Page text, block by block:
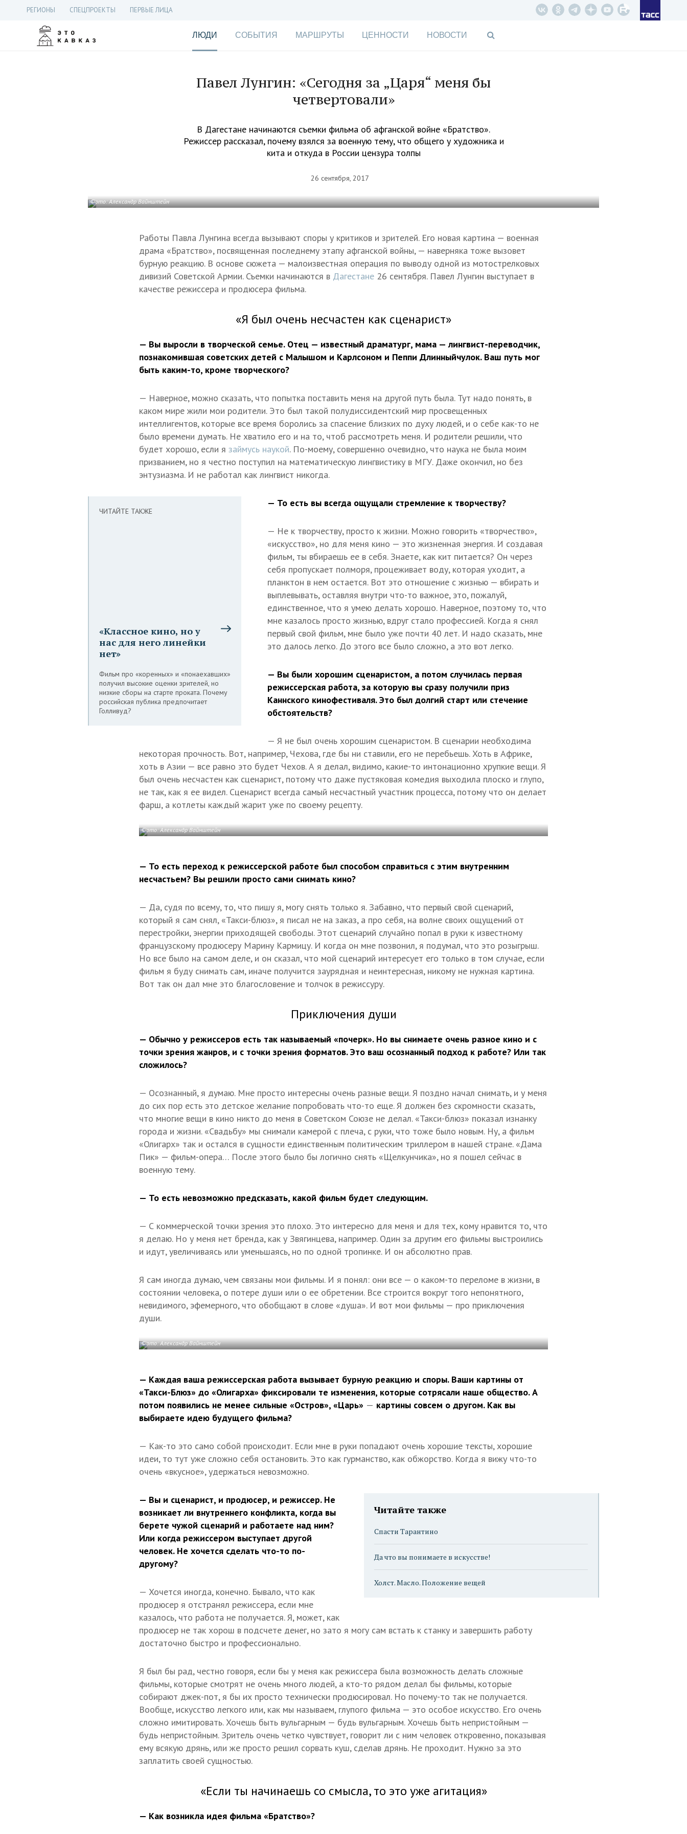
РЕГИОНЫ СПЕЦПРОЕКТЫ ПЕРВЫЕ ЛИЦА
ЛЮДИ СОБЫТИЯ МАРШРУТЫ ЦЕННОСТИ НОВОСТИ
Павел Лунгин: «Сегодня за „Царя“ меня бы
четвертовали»
В Дагестане начинаются съемки фильма об афганской войне «Братство».
Режиссер рассказал, почему взялся за военную тему, что общего у художника и
кита и откуда в России цензура толпы
26 сентября, 2017
Фото: Александр Вайнштейн
Работы Павла Лунгина всегда вызывают споры у критиков и зрителей. Его новая картина — военная
драма «Братство», посвященная последнему этапу афганской войны, — наверняка тоже вызовет
бурную реакцию. В основе сюжета — малоизвестная операция по выводу одной из мотострелковых
дивизий Советской Армии. Съемки начинаются в Дагестане 26 сентября. Павел Лунгин выступает в
качестве режиссера и продюсера фильма.
«Я был очень несчастен как сценарист»
— Вы выросли в творческой семье. Отец — известный драматург, мама — лингвист-переводчик,
познакомившая советских детей с Малышом и Карлсоном и Пеппи Длинныйчулок. Ваш путь мог
быть каким-то, кроме творческого?
— Наверное, можно сказать, что попытка поставить меня на другой путь была. Тут надо понять, в
каком мире жили мои родители. Это был такой полудиссидентский мир просвещенных
интеллигентов, которые все время боролись за спасение близких по духу людей, и о себе как-то не
было времени думать. Не хватило его и на то, чтоб рассмотреть меня. И родители решили, что
будет хорошо, если я займусь наукой. По-моему, совершенно очевидно, что наука не была моим
призванием, но я честно поступил на математическую лингвистику в МГУ. Даже окончил, но без
энтузиазма. И не работал как лингвист никогда.
ЧИТАЙТЕ ТАКЖЕ
«Классное кино, но у
нас для него линейки
нет»
Фильм про «коренных» и «понаехавших»
получил высокие оценки зрителей, но
низкие сборы на старте проката. Почему
российская публика предпочитает
Голливуд?
— То есть вы всегда ощущали стремление к творчеству?
— Не к творчеству, просто к жизни. Можно говорить «творчество»,
«искусство», но для меня кино — это жизненная энергия. И создавая
фильм, ты вбираешь ее в себя. Знаете, как кит питается? Он через
себя пропускает полморя, процеживает воду, которая уходит, а
планктон в нем остается. Вот это отношение с жизнью — вбирать и
выплевывать, оставляя внутри что-то важное, это, пожалуй,
единственное, что я умею делать хорошо. Наверное, поэтому то, что
мне казалось просто жизнью, вдруг стало профессией. Когда я снял
первый свой фильм, мне было уже почти 40 лет. И надо сказать, мне
это далось легко. До этого все было сложно, а это вот легко.
— Вы были хорошим сценаристом, а потом случилась первая
режиссерская работа, за которую вы сразу получили приз
Каннского кинофестиваля. Это был долгий старт или стечение
обстоятельств?
— Я не был очень хорошим сценаристом. В сценарии необходима
некоторая прочность. Вот, например, Чехова, где бы ни ставили, его не перебьешь. Хоть в Африке,
хоть в Азии — все равно это будет Чехов. А я делал, видимо, какие-то интонационно хрупкие вещи. Я
был очень несчастен как сценарист, потому что даже пустяковая комедия выходила плоско и глупо,
не так, как я ее видел. Сценарист всегда самый несчастный участник процесса, потому что он делает
фарш, а котлеты каждый жарит уже по своему рецепту.
Фото: Александр Вайнштейн
— То есть переход к режиссерской работе был способом справиться с этим внутренним
несчастьем? Вы решили просто сами снимать кино?
— Да, судя по всему, то, что пишу я, могу снять только я. Забавно, что первый свой сценарий,
который я сам снял, «Такси-блюз», я писал не на заказ, а про себя, на волне своих ощущений от
перестройки, энергии приходящей свободы. Этот сценарий случайно попал в руки к известному
французскому продюсеру Марину Кармицу. И когда он мне позвонил, я подумал, что это розыгрыш.
Но все было на самом деле, и он сказал, что мой сценарий интересует его только в том случае, если
фильм я буду снимать сам, иначе получится заурядная и неинтересная, никому не нужная картина.
Вот так он дал мне это благословение и толчок в режиссуру.
Приключения души
— Обычно у режиссеров есть так называемый «почерк». Но вы снимаете очень разное кино и с
точки зрения жанров, и с точки зрения форматов. Это ваш осознанный подход к работе? Или так
сложилось?
— Осознанный, я думаю. Мне просто интересны очень разные вещи. Я поздно начал снимать, и у меня
до сих пор есть это детское желание попробовать что-то еще. Я должен без скромности сказать,
что многие вещи в кино никто до меня в Советском Союзе не делал. «Такси-блюз» показал изнанку
города и жизни. «Свадьбу» мы снимали камерой с плеча, с руки, что тоже было новым. Ну, а фильм
«Олигарх» так и остался в сущности единственным политическим триллером в нашей стране. «Дама
Пик» — фильм-опера… После этого было бы логично снять «Щелкунчика», но я пошел сейчас в
военную тему.
— То есть невозможно предсказать, какой фильм будет следующим.
— С коммерческой точки зрения это плохо. Это интересно для меня и для тех, кому нравится то, что
я делаю. Но у меня нет бренда, как у Звягинцева, например. Один за другим его фильмы выстроились
и идут, увеличиваясь или уменьшаясь, но по одной тропинке. И он абсолютно прав.
Я сам иногда думаю, чем связаны мои фильмы. И я понял: они все — о каком-то переломе в жизни, в
состоянии человека, о потере души или о ее обретении. Все строится вокруг того непонятного,
невидимого, эфемерного, что обобщают в слове «душа». И вот мои фильмы — про приключения
души.
Фото: Александр Вайнштейн
— Каждая ваша режиссерская работа вызывает бурную реакцию и споры. Ваши картины от
«Такси-Блюз» до «Олигарха» фиксировали те изменения, которые сотрясали наше общество. А
потом появились не менее сильные «Остров», «Царь» — картины совсем о другом. Как вы
выбираете идею будущего фильма?
— Как-то это само собой происходит. Если мне в руки попадают очень хорошие тексты, хорошие
идеи, то тут уже сложно себя остановить. Это как гурманство, как обжорство. Когда я вижу что-то
очень «вкусное», удержаться невозможно.
Читайте также
Спасти Тарантино
Да что вы понимаете в искусстве!
Холст. Масло. Положение вещей
— Вы и сценарист, и продюсер, и режиссер. Не
возникает ли внутреннего конфликта, когда вы
берете чужой сценарий и работаете над ним?
Или когда режиссером выступает другой
человек. Не хочется сделать что-то по-
другому?
— Хочется иногда, конечно. Бывало, что как
продюсер я отстранял режиссера, если мне
казалось, что работа не получается. Я, может, как
продюсер не так хорош в подсчете денег, но зато я могу сам встать к станку и завершить работу
достаточно быстро и профессионально.
Я был бы рад, честно говоря, если бы у меня как режиссера была возможность делать сложные
фильмы, которые смотрят не очень много людей, а кто-то рядом делал бы фильмы, которые
собирают джек-пот, я бы их просто технически продюсировал. Но почему-то так не получается.
Вообще, искусство легкого или, как мы называем, глупого фильма — это особое искусство. Его очень
сложно имитировать. Хочешь быть вульгарным — будь вульгарным. Хочешь быть непристойным —
будь непристойным. Зритель очень четко чувствует, говорит ли с ним человек откровенно, показывая
ему всякую дрянь, или же просто решил сорвать куш, сделав дрянь. Не проходит. Нужно за это
заплатить своей сущностью.
«Если ты начинаешь со смысла, то это уже агитация»
— Как возникла идея фильма «Братство»?